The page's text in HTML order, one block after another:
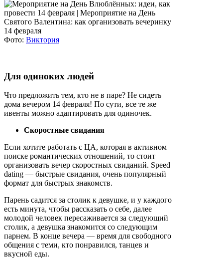
Фото: Виктория
Для одиноких людей
Что предложить тем, кто не в паре? Не сидеть
дома вечером 14 февраля! По сути, все те же
ивенты можно адаптировать для одиночек.
Скоростные свидания
Если хотите работать с ЦА, которая в активном
поиске романтических отношений, то стоит
организовать вечер скоростных свиданий. Speed
dating — быстрые свидания, очень популярный
формат для быстрых знакомств.
Парень садится за столик к девушке, и у каждого
есть минута, чтобы рассказать о себе, далее
молодой человек пересаживается за следующий
столик, а девушка знакомится со следующим
парнем. В конце вечера — время для свободного
общения с теми, кто понравился, танцев и
вкусной еды.